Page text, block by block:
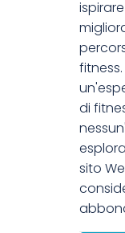
fitness.
di
sito